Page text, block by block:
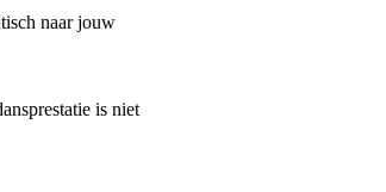
naar jouw
is niet